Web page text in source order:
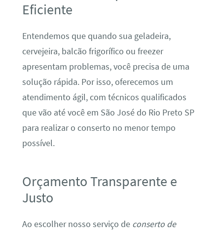
Eficiente
Entendemos que quando sua geladeira,
cervejeira, balcão frigorífico ou freezer
apresentam problemas, você precisa de uma
solução rápida. Por isso, oferecemos um
atendimento ágil, com técnicos qualificados
que vão até você em São José do Rio Preto SP
para realizar o conserto no menor tempo
possível.
Orçamento Transparente e
Justo
Ao escolher nosso serviço de conserto de